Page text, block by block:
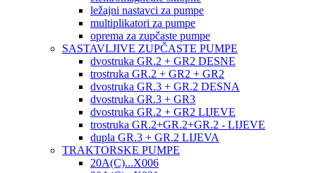
ležajni nastavci za pumpe
multiplikatori za pumpe
oprema za zupčaste pumpe
SASTAVLJIVE ZUPČASTE PUMPE
dvostruka GR.2 + GR2 DESNE
trostruka GR.2 + GR2 + GR2
dvostruka GR.3 + GR.2 DESNA
dvostruka GR.3 + GR3
dvostruka GR.2 + GR2 LIJEVE
trostruka GR.2+GR.2+GR.2 - LIJEVE
dupla GR.3 + GR.2 LIJEVA
TRAKTORSKE PUMPE
20A(C)...X006